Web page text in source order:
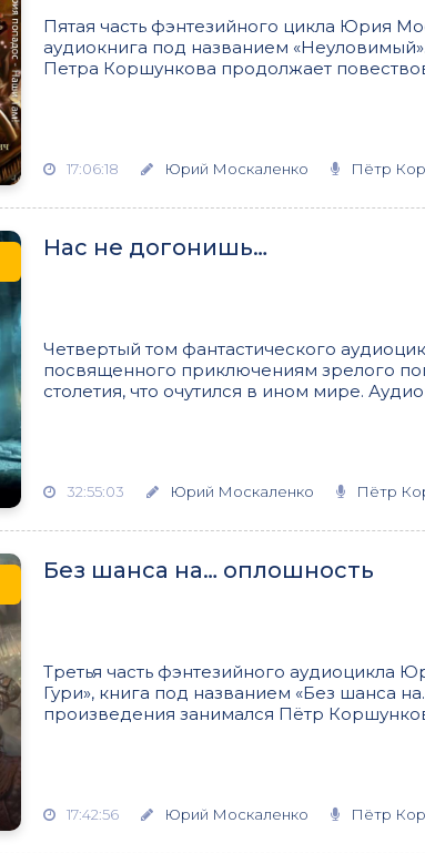
Пятая часть фэнтезийного цикла Юрия
аудиокнига под названием
Петра Коршункова продолжает
17:06:18 Юрий Москаленко Пётр
Нас не догонишь…
Четвертый том фантастического
посвященного приключениям зрелого
столетия, что очутился в ином мире.
32:55:03 Юрий Москаленко Пётр
Без шанса на… оплошность
Третья часть фэнтезийного аудиоцикла
Гури», книга под названием «Без шанса
произведения занимался Пётр
17:42:56 Юрий Москаленко Пётр